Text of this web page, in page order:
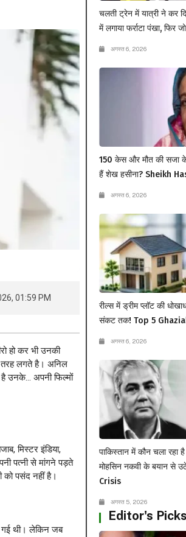
01:59 PM
हो कर भी उनकी
तरह लगते है। अनिल
उनके… अपनी फिल्मों
मिस्टर इंडिया,
पत्नी से मांगने पड़ते
को पसंद नहीं है।
थी। लेकिन जब
चलती ट्रेन में यात्री ने कर
में लगाया फर्राटा पंखा,
अगस्त 6, 2026
150 केस और मौत की सजा के
हैं शेख हसीना? Sheikh
अगस्त 6, 2026
रील्स में ड्रीम प्लॉट की
संकट तक! Top 5
अगस्त 6, 2026
पाकिस्तान में कौन चला
मोहसिन नकवी के बयान से
Crisis
अगस्त 5, 2026
Editor's Picks